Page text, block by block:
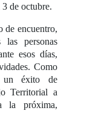
de octubre.
de encuentro,
personas
esos días,
Como
un éxito de
Territorial a
la próxima,